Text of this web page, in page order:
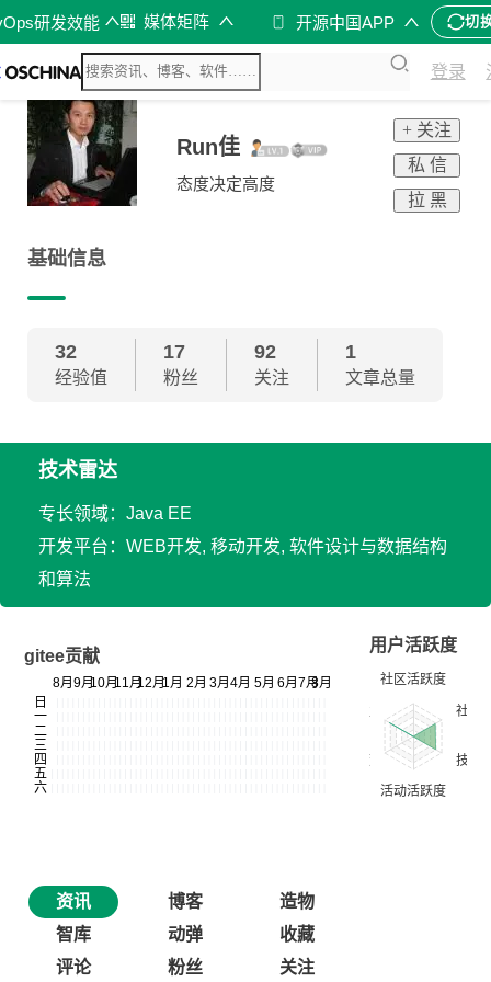
研发效能 媒体矩阵 开源中国APP 切
登录
Run佳
态度决定高度
+ 关注
私 信
拉 黑
基础信息
32
经验值
17
粉丝
92
关注
1
文章总量
技术雷达
专长领域：Java EE
开发平台：WEB开发, 移动开发, 软件设计与数据结构
和算法
gitee贡献
用户活跃度
资讯 博客
造物
智库
动弹
收藏
评论
粉丝 关注